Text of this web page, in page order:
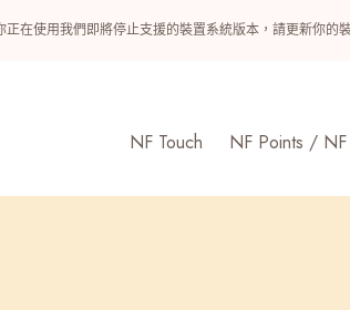
使用我們即將停止支援的裝置系統版本，請更新你的
NF Touch
NF Points / NF